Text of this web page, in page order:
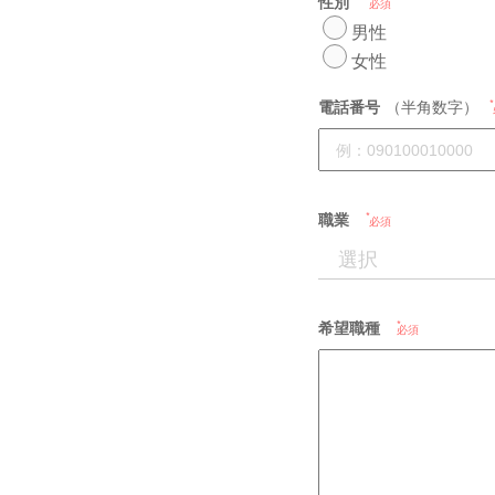
必須
男性
女性
電話番号 （半角数字）
職業 必須
希望職種 必須